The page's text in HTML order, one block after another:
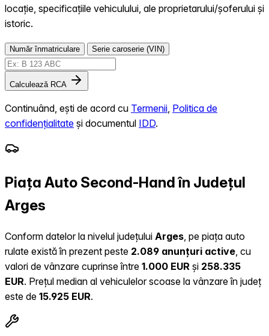
locație, specificațiile vehiculului, ale proprietarului/șoferului și
istoric.
Număr înmatriculare Serie caroserie (VIN)
Calculează RCA
Continuând, ești de acord cu Termenii Politica de
confidențialitate și documentul IDD.
Piața Auto Second-Hand în Județul
Arges
Conform datelor la nivelul județului Arges , pe piața auto
rulate există în prezent peste 2.089 anunțuri active , cu
valori de vânzare cuprinse între 1.000 EUR și 258.335
EUR. Prețul median al vehiculelor scoase la vânzare în județ
este de 15.925 EUR.